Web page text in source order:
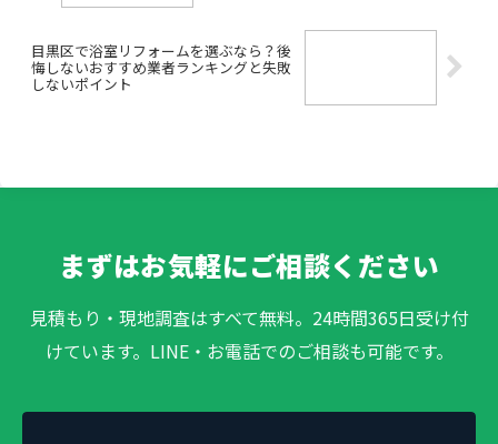
目黒区で浴室リフォームを選ぶなら？後
悔しないおすすめ業者ランキングと失敗
しないポイント
まずはお気軽にご相談ください
見積もり・現地調査はすべて無料。24時間365日受け付
けています。LINE・お電話でのご相談も可能です。